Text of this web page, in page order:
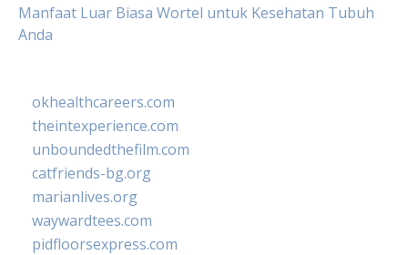
Manfaat Luar Biasa Wortel untuk Kesehatan Tubuh
Anda
okhealthcareers.com
theintexperience.com
unboundedthefilm.com
catfriends-bg.org
marianlives.org
waywardtees.com
pidfloorsexpress.com